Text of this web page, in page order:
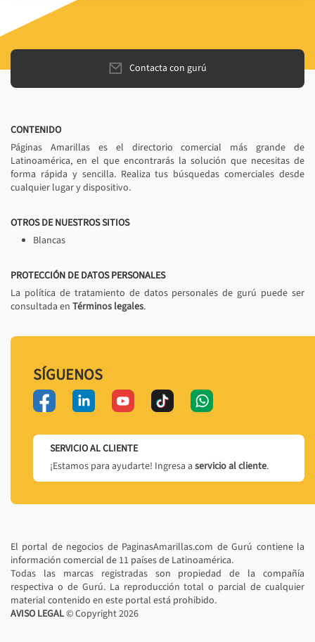
Contacta con gurú
CONTENIDO
Páginas Amarillas es el directorio comercial más grande de
Latinoamérica, en el que encontrarás la solución que necesitas de
forma rápida y sencilla. Realiza tus búsquedas comerciales desde
cualquier lugar y dispositivo.
OTROS DE NUESTROS SITIOS
Blancas
PROTECCIÓN DE DATOS PERSONALES
La política de tratamiento de datos personales de gurú puede ser
consultada en Términos legales.
SÍGUENOS
SERVICIO AL CLIENTE
¡Estamos para ayudarte! Ingresa a servicio al cliente.
El portal de negocios de PaginasAmarillas.com de Gurú contiene la
información comercial de 11 países de Latinoamérica.
Todas las marcas registradas son propiedad de la compañía
respectiva o de Gurú. La reproducción total o parcial de cualquier
material contenido en este portal está prohibido.
AVISO LEGAL© Copyright2026